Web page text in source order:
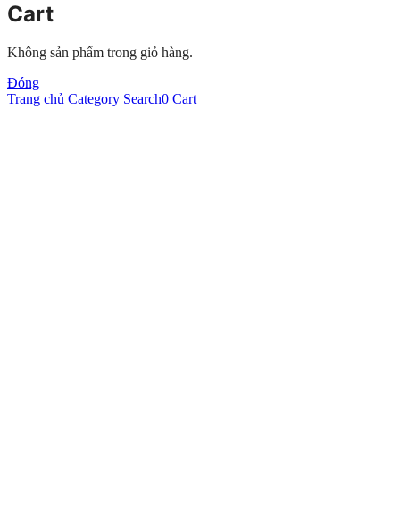
Cart
Không sản phẩm trong giỏ hàng.
Đóng
Trang chủ Category Search0 Cart